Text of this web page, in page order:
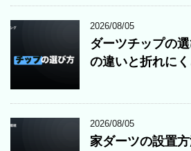
2026/08/05
ダーツチップの
の違いと折れに
2026/08/05
家ダーツの設置